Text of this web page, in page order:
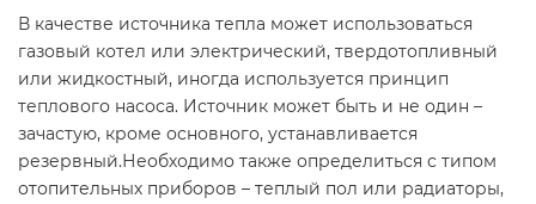
В качестве источника тепла может использоваться
газовый котел или электрический, твердотопливный
или жидкостный, иногда используется принцип
теплового насоса. Источник может быть и не один –
зачастую, кроме основного, устанавливается
резервный.Необходимо также определиться с типом
отопительных приборов – теплый пол или радиаторы,